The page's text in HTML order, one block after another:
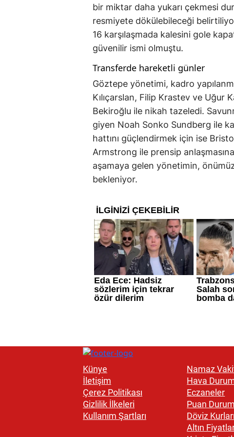
bir miktar daha yukarı çekmesi
resmiyete dökülebileceği
16 karşılaşmada kalesini gole
güvenilir ismi olmuştu.
Transferde hareketli günler
Göztepe yönetimi, kadro
Kılıçarslan, Filip Krastev ve Uğur
Bekiroğlu ile nikah tazeledi.
giyen Noah Sonko Sundberg ile
hattını güçlendirmek için ise
Armstrong ile prensip
aşamaya gelen yönetimin,
bekleniyor.
Künye
İletişim
Çerez Politikası
Gizlilik İlkeleri
Kullanım Şartları
Namaz
Hava
Eczaneler
Puan
Döviz Kurları
Altın